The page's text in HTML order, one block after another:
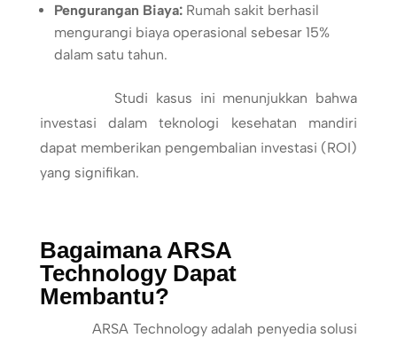
Pengurangan Biaya:Rumah sakit berhasil
mengurangi biaya operasional sebesar 15%
dalam satu tahun.
Studi kasus ini menunjukkan bahwa
investasi dalam teknologi kesehatan mandiri
dapat memberikan pengembalian investasi (ROI)
yang signifikan.
Bagaimana ARSA
Technology Dapat
Membantu?
ARSA Technology adalah penyedia solusi